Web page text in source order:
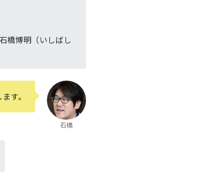
橋博明（いしばし
石橋
す。